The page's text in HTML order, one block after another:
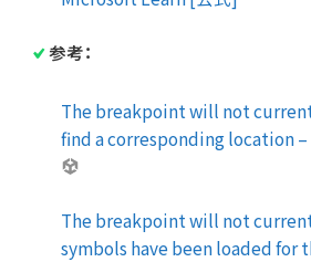
参考：
The breakpoint will not
find a corresponding location
The breakpoint will not
symbols have been loaded for